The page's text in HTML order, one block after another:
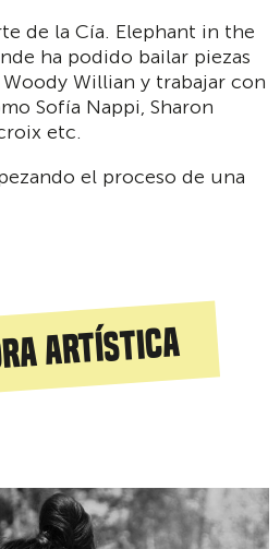
de la Cía. Elephant in the
ha podido bailar piezas
Willian y trabajar con
Sofía Nappi, Sharon
etc.
el proceso de una
artística